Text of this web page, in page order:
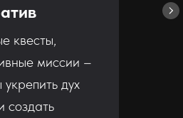
квесты,
миссии –
укрепить дух
создать